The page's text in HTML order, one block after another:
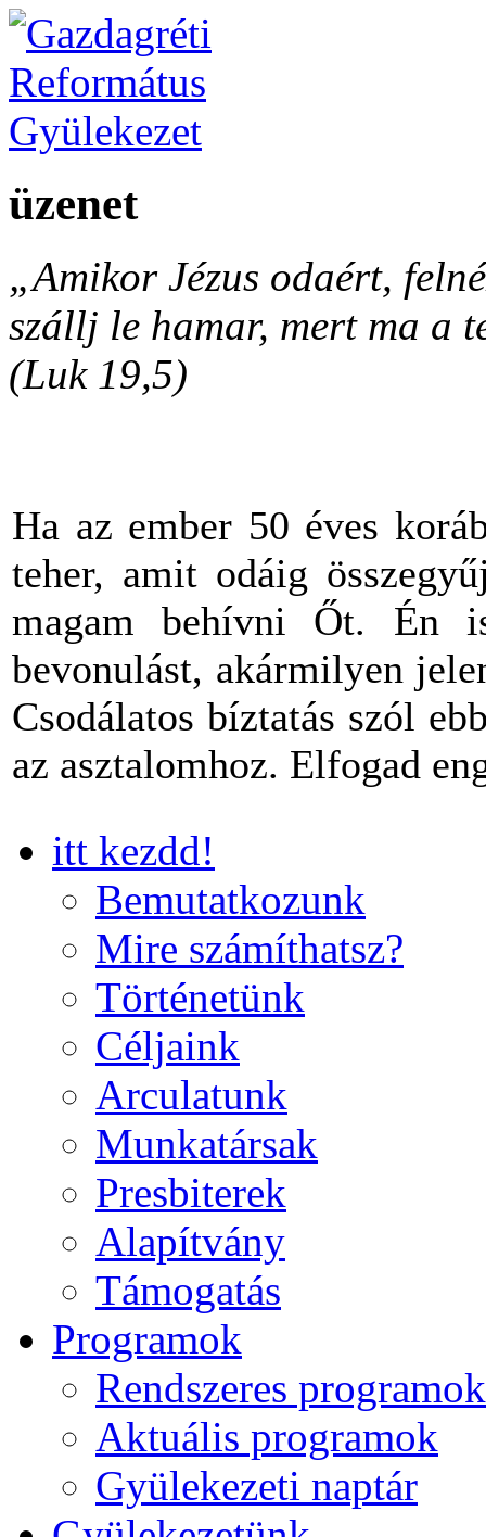
üzenet
„Amikor Jézus odaért,
szállj le hamar, mert ma a
(Luk 19,5)
Ha az ember 50 éves
teher, amit odáig
magam behívni Őt. Én
bevonulást, akármilyen
Csodálatos bíztatás szól
az asztalomhoz. Elfogad
itt kezdd!
Bemutatkozunk
Mire számíthatsz?
Történetünk
Céljaink
Arculatunk
Munkatársak
Presbiterek
Alapítvány
Támogatás
Programok
Rendszeres programok
Aktuális programok
Gyülekezeti naptár